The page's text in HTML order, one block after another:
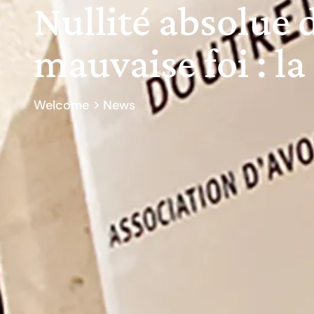
Nullité absolue
mauvaise foi :
Welcome News